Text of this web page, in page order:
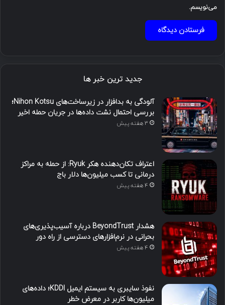
می‌نویسم.
جدید ترین خبر ها
آلودگی به بدافزار در زیرساخت‌های Nihon Kotsu؛
بررسی احتمال نشت داده‌ها در جریان حمله اخیر
3 هفته پیش
اعتراف تکان‌دهنده هکر Ryuk: از حمله به مراکز
درمانی تا کسب میلیون‌ها دلار باج
4 هفته پیش
هشدار BeyondTrust درباره آسیب‌پذیری‌های
بحرانی در نرم‌افزارهای دسترسی از راه دور
4 هفته پیش
نفوذ سایبری به سیستم ایمیل KDDI؛ داده‌های
میلیون‌ها کاربر در معرض خطر